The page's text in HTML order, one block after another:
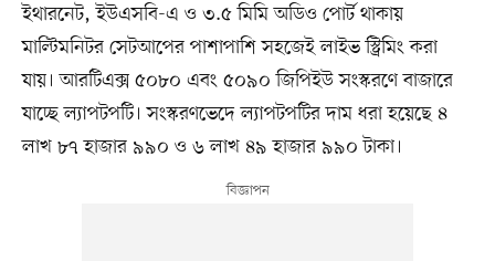
ইথারনেট, ইউএসবি-এ ও ৩.৫ মিমি অডিও পোর্ট থাকায়
মাল্টিমনিটর সেটআপের পাশাপাশি সহজেই লাইভ স্ট্রিমিং করা
যায়। আরটিএক্স ৫০৮০ এবং ৫০৯০ জিপিইউ সংস্করণে বাজারে
যাচ্ছে ল্যাপটপটি। সংস্করণভেদে ল্যাপটপটির দাম ধরা হয়েছে ৪
লাখ ৮৭ হাজার ৯৯০ ও ৬ লাখ ৪৯ হাজার ৯৯০ টাকা।